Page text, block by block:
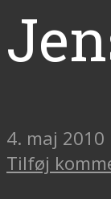
4. maj 2010
Tilføj